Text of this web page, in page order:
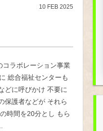
10 FEB 2025
コラボレーション事業
総合福祉センターも
どに呼びかけ 不要に
保護者などが それら
時間を20分とし もら